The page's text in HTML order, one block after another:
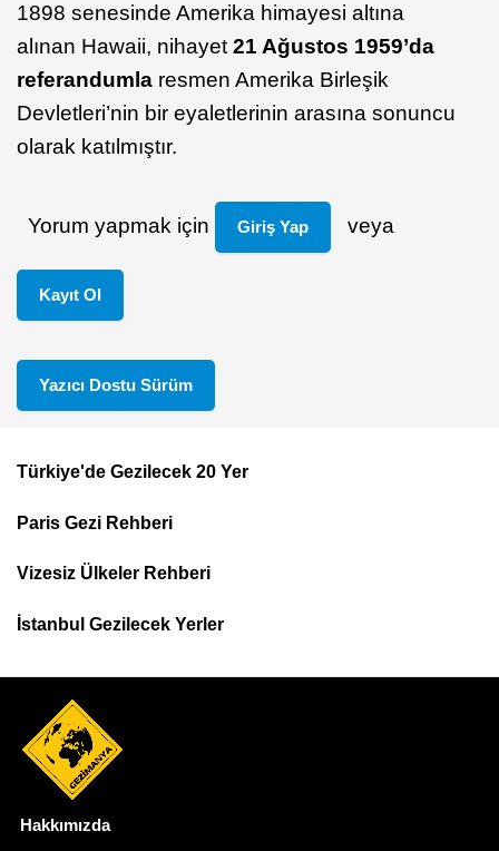
1898 senesinde Amerika himayesi altına
alınan Hawaii, nihayet 21 Ağustos 1959’da
referandumla resmen Amerika Birleşik
Devletleri’nin bir eyaletlerinin arasına sonuncu
olarak katılmıştır.
Yorum yapmak için Giriş Yap veya
Kayıt Ol
Yazıcı Dostu Sürüm
Footer
Top
Menu
Türkiye'de Gezilecek 20 Yer
Paris Gezi Rehberi
Vizesiz Ülkeler Rehberi
İstanbul Gezilecek Yerler
Hakkımızda